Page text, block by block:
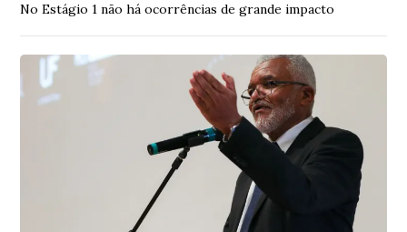
No Estágio 1 não há ocorrências de grande impacto